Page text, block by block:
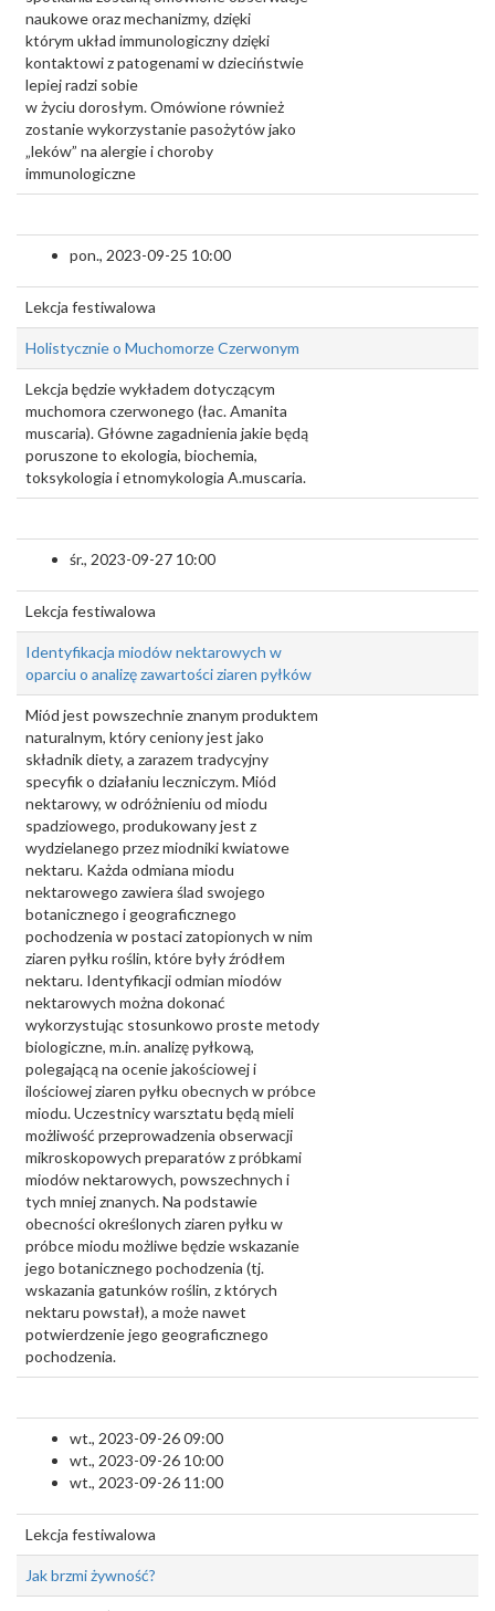
naukowe oraz mechanizmy, dzięki
którym układ immunologiczny dzięki
kontaktowi z patogenami w dzieciństwie
lepiej radzi sobie
w życiu dorosłym. Omówione również
zostanie wykorzystanie pasożytów jako
„leków” na alergie i choroby
immunologiczne
pon., 2023-09-25 10:00
Lekcja festiwalowa
Holistycznie o Muchomorze Czerwonym
Lekcja będzie wykładem dotyczącym
muchomora czerwonego (łac. Amanita
muscaria). Główne zagadnienia jakie będą
poruszone to ekologia, biochemia,
toksykologia i etnomykologia A.muscaria.
śr., 2023-09-27 10:00
Lekcja festiwalowa
Identyfikacja miodów nektarowych w
oparciu o analizę zawartości ziaren pyłków
Miód jest powszechnie znanym produktem
naturalnym, który ceniony jest jako
składnik diety, a zarazem tradycyjny
specyfik o działaniu leczniczym. Miód
nektarowy, w odróżnieniu od miodu
spadziowego, produkowany jest z
wydzielanego przez miodniki kwiatowe
nektaru. Każda odmiana miodu
nektarowego zawiera ślad swojego
botanicznego i geograficznego
pochodzenia w postaci zatopionych w nim
ziaren pyłku roślin, które były źródłem
nektaru. Identyfikacji odmian miodów
nektarowych można dokonać
wykorzystując stosunkowo proste metody
biologiczne, m.in. analizę pyłkową,
polegającą na ocenie jakościowej i
ilościowej ziaren pyłku obecnych w próbce
miodu. Uczestnicy warsztatu będą mieli
możliwość przeprowadzenia obserwacji
mikroskopowych preparatów z próbkami
miodów nektarowych, powszechnych i
tych mniej znanych. Na podstawie
obecności określonych ziaren pyłku w
próbce miodu możliwe będzie wskazanie
jego botanicznego pochodzenia (tj.
wskazania gatunków roślin, z których
nektaru powstał), a może nawet
potwierdzenie jego geograficznego
pochodzenia.
wt., 2023-09-26 09:00
wt., 2023-09-26 10:00
wt., 2023-09-26 11:00
Lekcja festiwalowa
Jak brzmi żywność?